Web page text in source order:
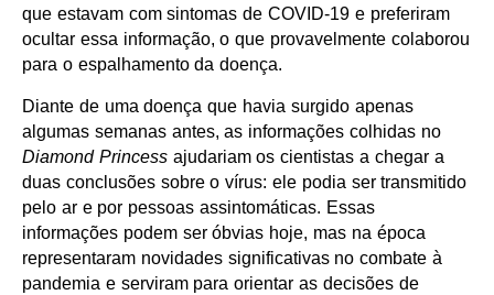
que estavam com sintomas de COVID-19 e preferiram
ocultar essa informação, o que provavelmente colaborou
para o espalhamento da doença.
Diante de uma doença que havia surgido apenas
algumas semanas antes, as informações colhidas no
Diamond Princessajudariam os cientistas a chegar a
duas conclusões sobre o vírus: ele podia ser transmitido
pelo ar e por pessoas assintomáticas. Essas
informações podem ser óbvias hoje, mas na época
representaram novidades significativas no combate à
pandemia e serviram para orientar as decisões de